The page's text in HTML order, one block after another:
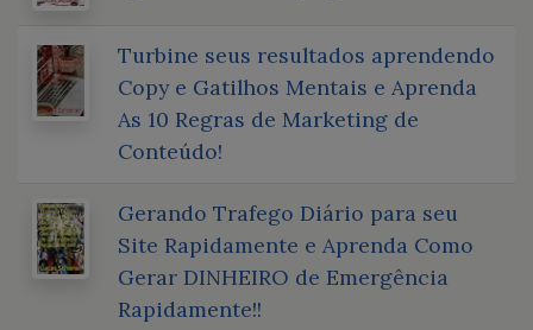
Turbine seus resultados aprendendo
Copy e Gatilhos Mentais e Aprenda
As 10 Regras de Marketing de
Conteúdo!
Gerando Trafego Diário para seu
Site Rapidamente e Aprenda Como
Gerar DINHEIRO de Emergência
Rapidamente!!